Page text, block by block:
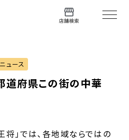
ニュース
道府県この街の中華
将」では、各地域ならではの